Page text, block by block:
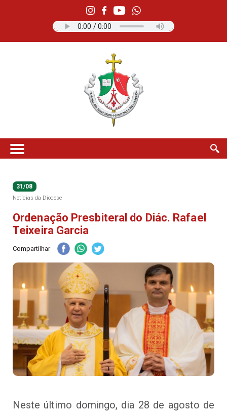
31/08
Notícias da Diocese
Ordenação Presbiteral do Diác. Rafael
Teixeira Garcia
Compartilhar
Neste último domingo, dia 28 de agosto de